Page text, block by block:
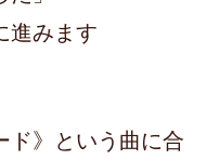
進みます
ド》という曲に合